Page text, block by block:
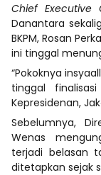
Chief Executive
Danantara
BKPM, Rosan
ini tinggal
“Pokoknya
tinggal
Kepresidenan,
Sebelumnya,
Wenas
terjadi belasan
ditetapkan sejak